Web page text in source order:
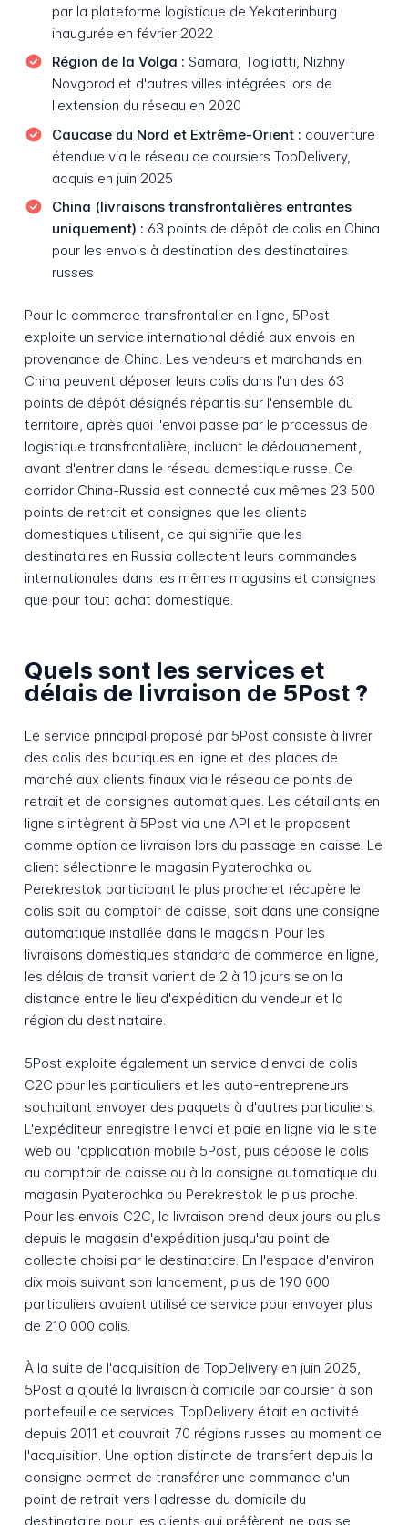
par la plateforme logistique de Yekaterinburg
inaugurée en février 2022
Région de la Volga : Samara, Togliatti, Nizhny
Novgorod et d'autres villes intégrées lors de
l'extension du réseau en 2020
Caucase du Nord et Extrême-Orient : couverture
étendue via le réseau de coursiers TopDelivery,
acquis en juin 2025
China (livraisons transfrontalières entrantes
uniquement) : 63 points de dépôt de colis en China
pour les envois à destination des destinataires
russes
Pour le commerce transfrontalier en ligne, 5Post
exploite un service international dédié aux envois en
provenance de China. Les vendeurs et marchands en
China peuvent déposer leurs colis dans l'un des 63
points de dépôt désignés répartis sur l'ensemble du
territoire, après quoi l'envoi passe par le processus de
logistique transfrontalière, incluant le dédouanement,
avant d'entrer dans le réseau domestique russe. Ce
corridor China-Russia est connecté aux mêmes 23 500
points de retrait et consignes que les clients
domestiques utilisent, ce qui signifie que les
destinataires en Russia collectent leurs commandes
internationales dans les mêmes magasins et consignes
que pour tout achat domestique.
Quels sont les services et
délais de livraison de 5Post ?
Le service principal proposé par 5Post consiste à livrer
des colis des boutiques en ligne et des places de
marché aux clients finaux via le réseau de points de
retrait et de consignes automatiques. Les détaillants en
ligne s'intègrent à 5Post via une API et le proposent
comme option de livraison lors du passage en caisse. Le
client sélectionne le magasin Pyaterochka ou
Perekrestok participant le plus proche et récupère le
colis soit au comptoir de caisse, soit dans une consigne
automatique installée dans le magasin. Pour les
livraisons domestiques standard de commerce en ligne,
les délais de transit varient de 2 à 10 jours selon la
distance entre le lieu d'expédition du vendeur et la
région du destinataire.
5Post exploite également un service d'envoi de colis
C2C pour les particuliers et les auto-entrepreneurs
souhaitant envoyer des paquets à d'autres particuliers.
L'expéditeur enregistre l'envoi et paie en ligne via le site
web ou l'application mobile 5Post, puis dépose le colis
au comptoir de caisse ou à la consigne automatique du
magasin Pyaterochka ou Perekrestok le plus proche.
Pour les envois C2C, la livraison prend deux jours ou plus
depuis le magasin d'expédition jusqu'au point de
collecte choisi par le destinataire. En l'espace d'environ
dix mois suivant son lancement, plus de 190 000
particuliers avaient utilisé ce service pour envoyer plus
de 210 000 colis.
À la suite de l'acquisition de TopDelivery en juin 2025,
5Post a ajouté la livraison à domicile par coursier à son
portefeuille de services. TopDelivery était en activité
depuis 2011 et couvrait 70 régions russes au moment de
l'acquisition. Une option distincte de transfert depuis la
consigne permet de transférer une commande d'un
point de retrait vers l'adresse du domicile du
destinataire pour les clients qui préfèrent ne pas se